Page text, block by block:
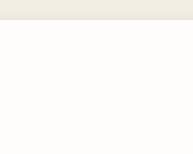
Rector Letters